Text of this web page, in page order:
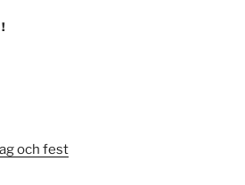
och fest